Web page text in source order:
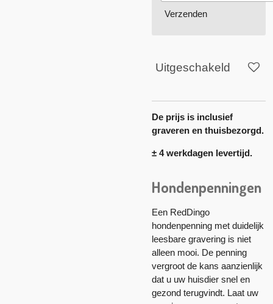
Verzenden
Uitgeschakeld
De prijs is inclusief
graveren en thuisbezorgd.
± 4 werkdagen levertijd.
Hondenpenningen
Een RedDingo
hondenpenning met duidelijk
leesbare gravering is niet
alleen mooi. De penning
vergroot de kans aanzienlijk
dat u uw huisdier snel en
gezond terugvindt. Laat uw